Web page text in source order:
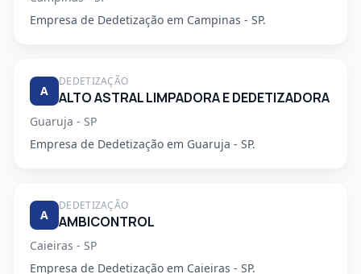
Empresa de Dedetização em Campinas - SP.
A
DEDETIZAÇÃO
ALTO ASTRAL LIMPADORA E DEDETIZADORA
Guaruja - SP
Empresa de Dedetização em Guaruja - SP.
A
DEDETIZAÇÃO
AMBICONTROL
Caieiras - SP
Empresa de Dedetização em Caieiras - SP.